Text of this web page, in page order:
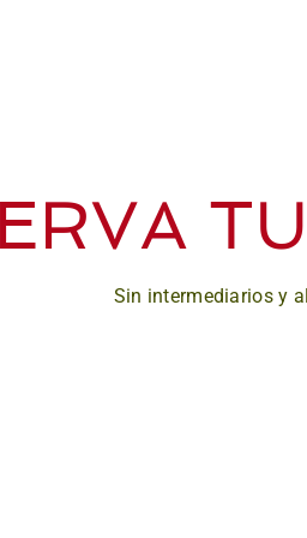
Sin intermediarios y